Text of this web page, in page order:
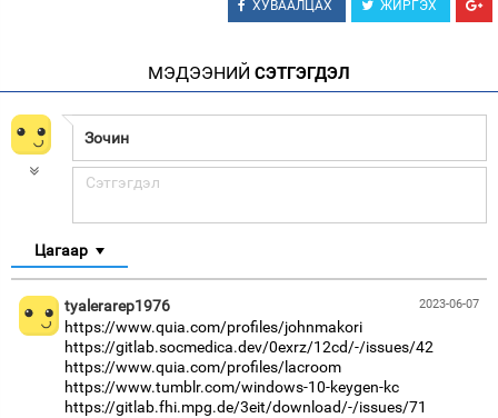
ХУВААЛЦАХ ЖИРГЭХ
МЭДЭЭНИЙ СЭТГЭГДЭЛ
Цагаар
2023-06-07
tyalerarep1976
https://www.quia.com/profiles/johnmakori
https://gitlab.socmedica.dev/0exrz/12cd/-/issues/42
https://www.quia.com/profiles/lacroom
https://www.tumblr.com/windows-10-keygen-kc
https://gitlab.fhi.mpg.de/3eit/download/-/issues/71